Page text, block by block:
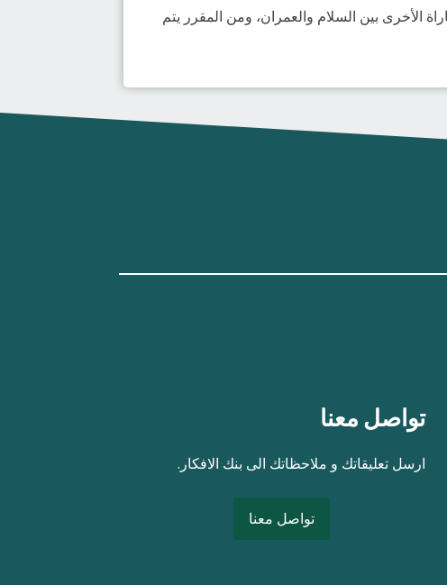
الأخرى بين السلام والعمران، ومن المقرر يتم
تواصل معنا
ارسل تعليقاتك و ملاحظاتك الى بنك الافكار.
تواصل معنا